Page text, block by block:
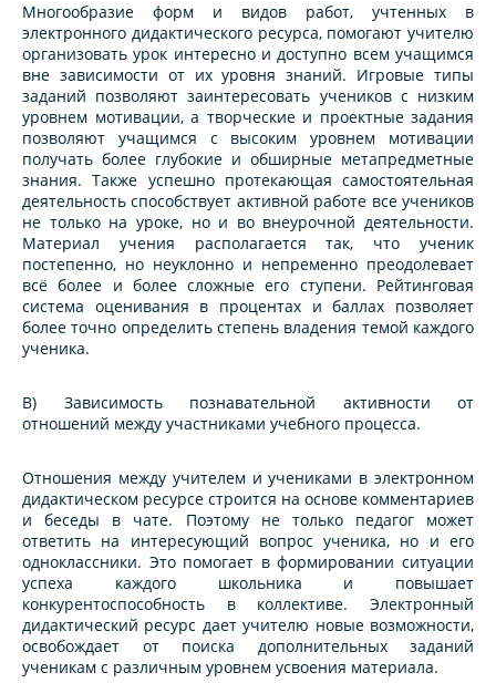
Многообразие форм и видов работ, учтенных в
электронного дидактического ресурса, помогают учителю
организовать урок интересно и доступно всем учащимся
вне зависимости от их уровня знаний. Игровые типы
заданий позволяют заинтересовать учеников с низким
уровнем мотивации, а творческие и проектные задания
позволяют учащимся с высоким уровнем мотивации
получать более глубокие и обширные метапредметные
знания. Также успешно протекающая самостоятельная
деятельность способствует активной работе все учеников
не только на уроке, но и во внеурочной деятельности.
Материал учения располагается так, что ученик
постепенно, но неуклонно и непременно преодолевает
всё более и более сложные его ступени. Рейтинговая
система оценивания в процентах и баллах позволяет
более точно определить степень владения темой каждого
ученика.
В) Зависимость познавательной активности от
отношений между участниками учебного процесса.
Отношения между учителем и учениками в электронном
дидактическом ресурсе строится на основе комментариев
и беседы в чате. Поэтому не только педагог может
ответить на интересующий вопрос ученика, но и его
одноклассники. Это помогает в формировании ситуации
успеха каждого школьника и повышает
конкурентоспособность в коллективе. Электронный
дидактический ресурс дает учителю новые возможности,
освобождает от поиска дополнительных заданий
ученикам с различным уровнем усвоения материала.